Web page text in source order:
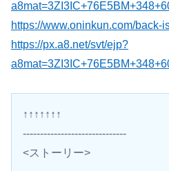
https://www.oninkun.com/back-
https://px.a8.net/svt/ejp?
↑↑↑↑↑↑↑
------------------------------
<ストーリー>